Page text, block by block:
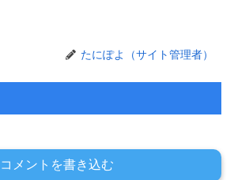
たにぽよ（サイト管理者）
コメントを書き込む